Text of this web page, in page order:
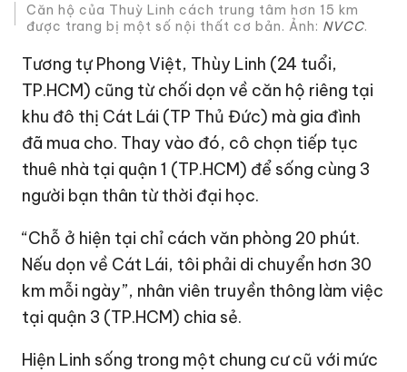
Căn hộ của Thuỳ Linh cách trung tâm hơn 15 km
được trang bị một số nội thất cơ bản. Ảnh: NVCC.
Tương tự Phong Việt, Thùy Linh (24 tuổi,
TP.HCM) cũng từ chối dọn về căn hộ riêng tại
khu đô thị Cát Lái (TP Thủ Đức) mà gia đình
đã mua cho. Thay vào đó, cô chọn tiếp tục
thuê nhà tại quận 1 (TP.HCM) để sống cùng 3
người bạn thân từ thời đại học.
“Chỗ ở hiện tại chỉ cách văn phòng 20 phút.
Nếu dọn về Cát Lái, tôi phải di chuyển hơn 30
km mỗi ngày”, nhân viên truyền thông làm việc
tại quận 3 (TP.HCM) chia sẻ.
Hiện Linh sống trong một chung cư cũ với mức